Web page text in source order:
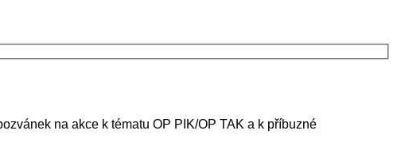
na akce k tématu OP PIK/OP TAK a k příbuzné